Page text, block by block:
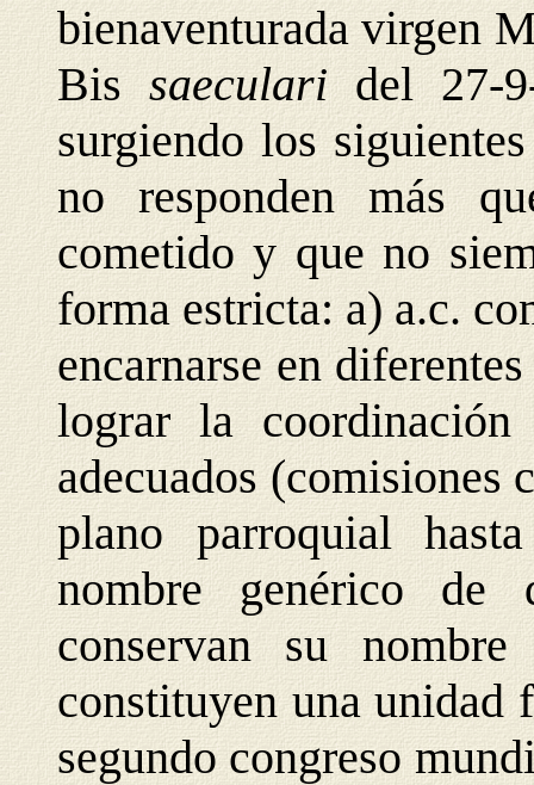
bienaventurada virgen
Bissaeculari del 27-
surgiendo los
no responden más
cometido y que no
forma estricta: a) a.c.
encarnarse en
lograr la
adecuados (comisiones
plano parroquial
nombre genérico de
conservan su
constituyen una unidad
segundo congreso